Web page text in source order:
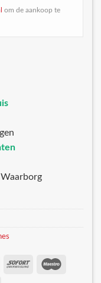
om de aankoop te